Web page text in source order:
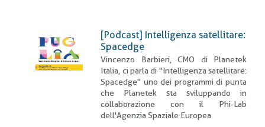
[Podcast] Intelligenza satellitare:
Spacedge
Vincenzo Barbieri, CMO di Planetek
Italia, ci parla di "Intelligenza satellitare:
Spacedge" uno dei programmi di punta
che Planetek sta sviluppando in
collaborazione con il Phi-Lab
dell'Agenzia Spaziale Europea